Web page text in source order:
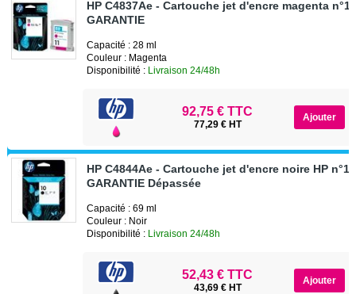
HP C4837Ae - Cartouche jet d'encre magenta
GARANTIE
Capacité : 28 ml
Couleur : Magenta
Disponibilité : Livraison 24/48h
92,75 € TTC
77,29 € HT
HP C4844Ae - Cartouche jet d'encre noire HP
GARANTIE Dépassée
Capacité : 69 ml
Couleur : Noir
Disponibilité : Livraison 24/48h
52,43 € TTC
43,69 € HT